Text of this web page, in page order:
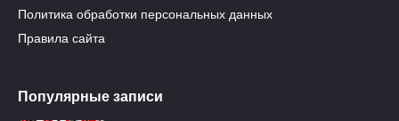
Политика обработки персональных данных
Правила сайта
Популярные записи